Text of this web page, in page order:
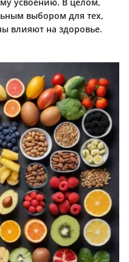
выбором для тех,
влияют на здоровье.